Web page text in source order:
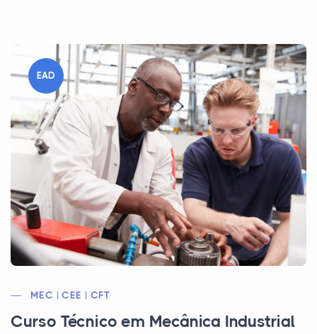
EAD
MEC | CEE | CFT
Curso Técnico em Mecânica Industrial